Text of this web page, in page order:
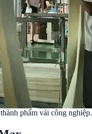
phẩm vải công nghiệp.